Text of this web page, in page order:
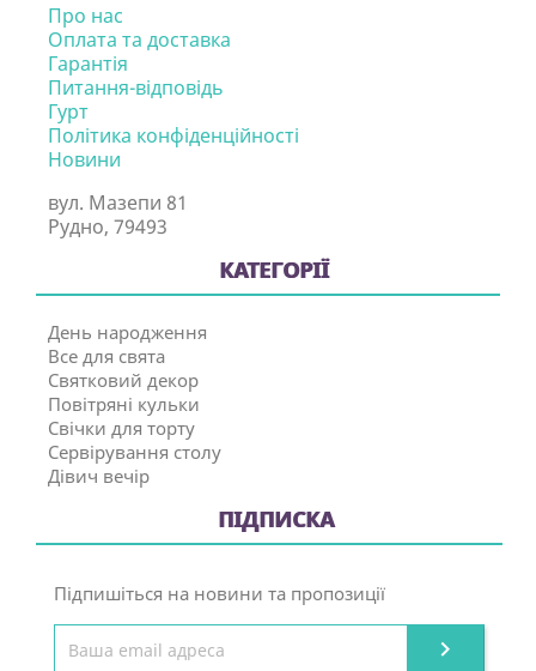
Про нас
Оплата та доставка
Гарантія
Питання-відповідь
Гурт
Політика конфіденційності
Новини
вул. Мазепи 81
Рудно, 79493
КАТЕГОРІЇ
День народження
Все для свята
Святковий декор
Повітряні кульки
Свічки для торту
Сервірування столу
Дівич вечір
ПІДПИСКА
Підпишіться на новини та пропозиції
